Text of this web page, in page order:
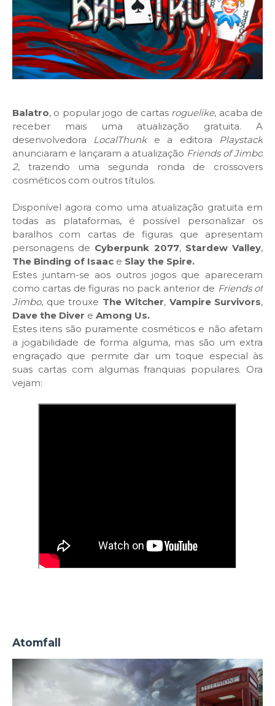
Balatro, o popular jogo de cartas roguelike, acaba de
receber mais uma atualização gratuita. A
desenvolvedora LocalThunk e a editora
Playstack
anunciaram e lançaram a atualização Friends of Jimbo
2, trazendo uma segunda ronda de crossovers
cosméticos com outros títulos.
Disponível agora como uma atualização gratuita em
todas as plataformas, é possível personalizar os
baralhos com cartas de figuras que apresentam
personagens de Cyberpunk 2077,Stardew Valley,
The Binding of Isaac e Slay the Spire.
Estes juntam-se aos outros jogos que apareceram
como cartas de figuras no pack anterior de Friends of
Jimbo, que trouxe The Witcher, Vampire Survivors,
Dave the Diver e Among Us.
Estes itens são puramente cosméticos e não afetam
a jogabilidade de forma alguma, mas são um extra
engraçado que permite dar um toque especial às
suas cartas com algumas franquias populares. Ora
vejam:
Atomfall